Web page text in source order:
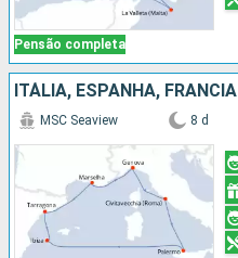
Pensão completa
ITÁLIA, ESPANHA, FRANCIA
MSC Seaview 8 d